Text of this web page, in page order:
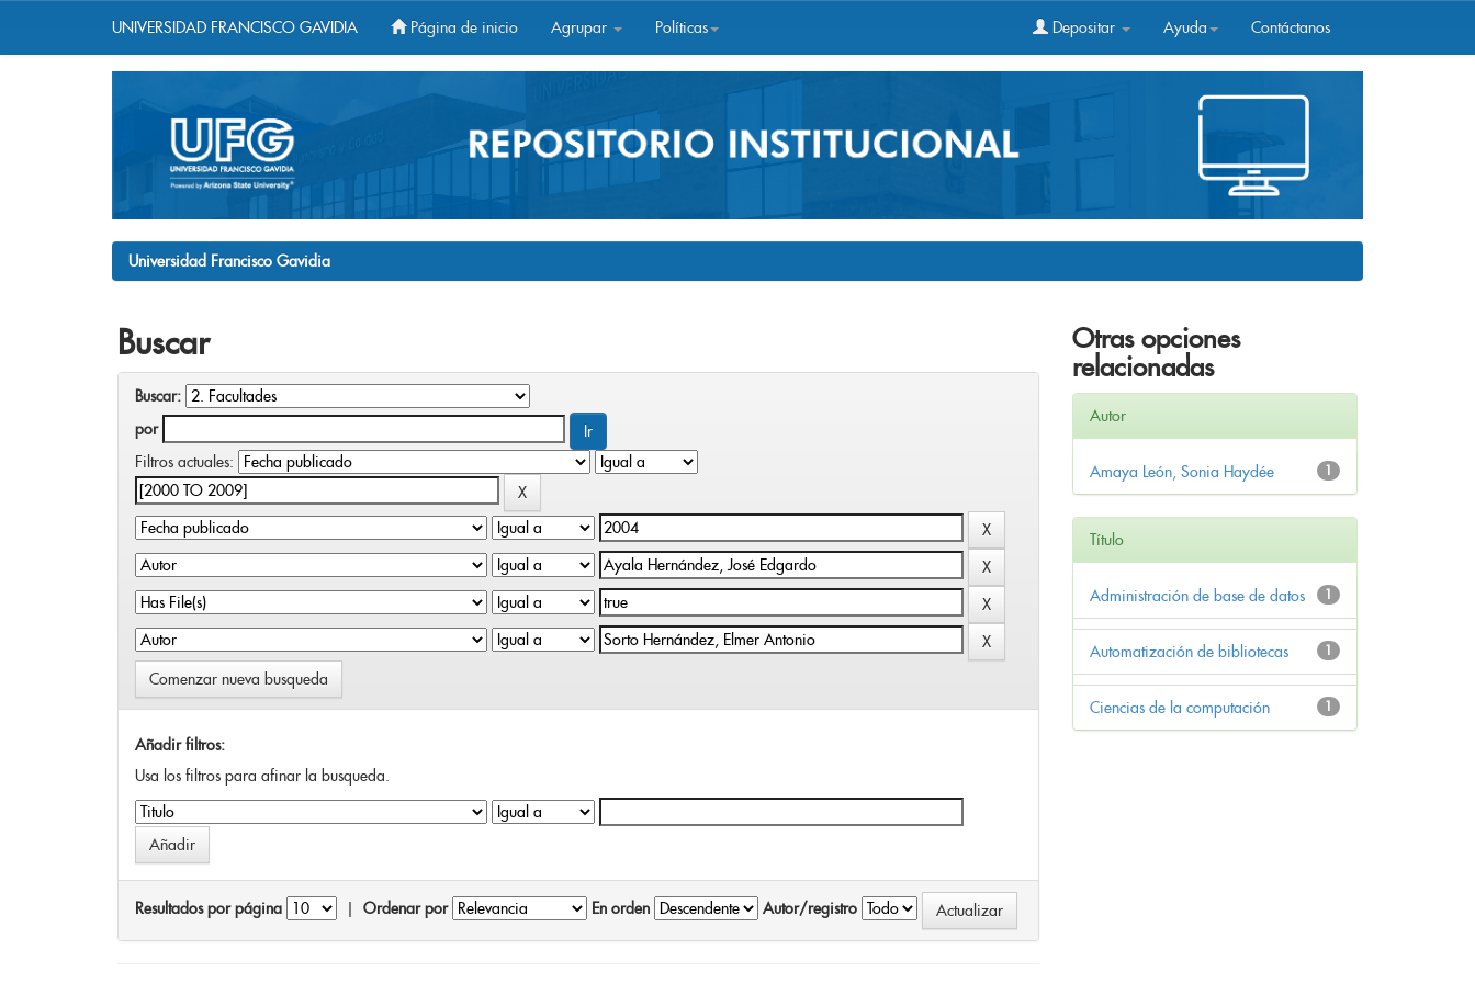
UNIVERSIDAD FRANCISCO GAVIDIA Página de inicio Agrupar Políticas Depositar Ayuda Contáctanos
Universidad Francisco Gavidia
Buscar
Buscar:
por
Filtros actuales:
Comenzar nueva busqueda
Añadir filtros:
Usa los filtros para afinar la busqueda.
Resultados por página Ordenar por En orden Autor/registro
Otras opciones
relacionadas
Autor
1
Amaya León, Sonia Haydée
Título
1
Administración de base de datos
1
Automatización de bibliotecas
1
Ciencias de la computación